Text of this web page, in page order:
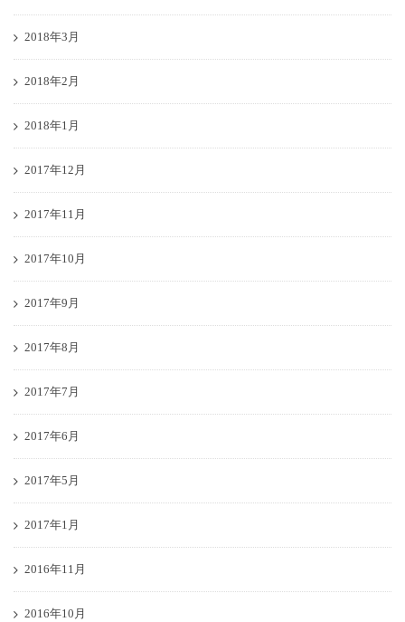
2018年3月
2018年2月
2018年1月
2017年12月
2017年11月
2017年10月
2017年9月
2017年8月
2017年7月
2017年6月
2017年5月
2017年1月
2016年11月
2016年10月